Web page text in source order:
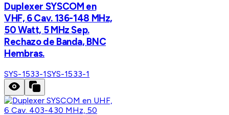
Duplexer SYSCOM en
VHF, 6 Cav. 136-148 MHz,
50 Watt, 5 MHz Sep.
Rechazo de Banda, BNC
Hembras.
SYS-1533-1SYS-1533-1